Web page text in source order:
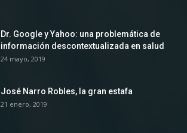
Dr. Google y Yahoo: una problemática de
información descontextualizada en salud
24 mayo, 2019
José Narro Robles, la gran estafa
21 enero, 2019